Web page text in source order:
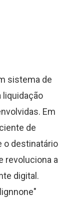
sistema de
liquidação
Em
de
o destinatário
revoluciona a
digital.